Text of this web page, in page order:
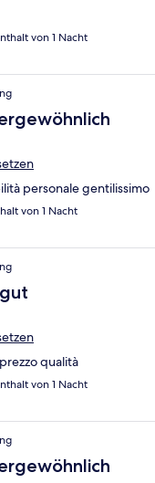
von 1 Nacht
personale gentilissimo
von 1 Nacht
qualità
von 1 Nacht